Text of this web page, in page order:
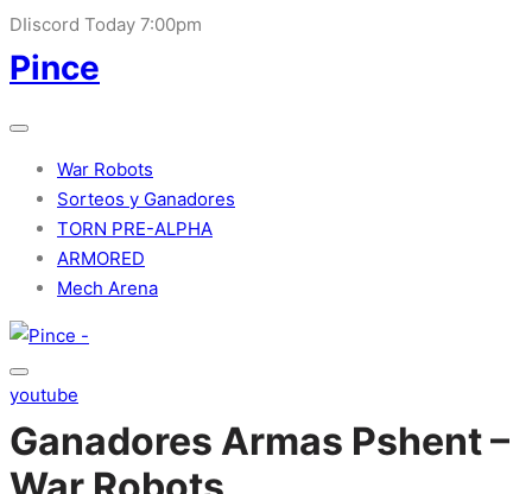
DIiscord Today 7:00pm
Pince
War Robots
Sorteos y Ganadores
TORN PRE-ALPHA
ARMORED
Mech Arena
youtube
Ganadores Armas Pshent –